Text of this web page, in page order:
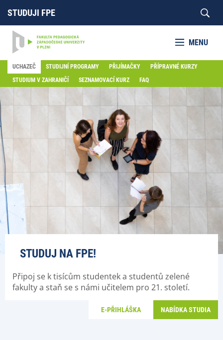
STUDUJI FPE
MENU
UCHAZEČ STUDIJNÍ PROGRAMY PŘIJÍMAČKY
PŘÍPRAVNÉ KURZY
STUDIUM V ZAHRANIČÍ
SEZNAMOVACÍ KURZ FAQ
STUDUJ NA FPE!
Připoj se k tisícům studentek a studentů zelené
fakulty a staň se s námi učitelem pro 21. století.
NABÍDKA STUDIA
E-PŘIHLÁŠKA